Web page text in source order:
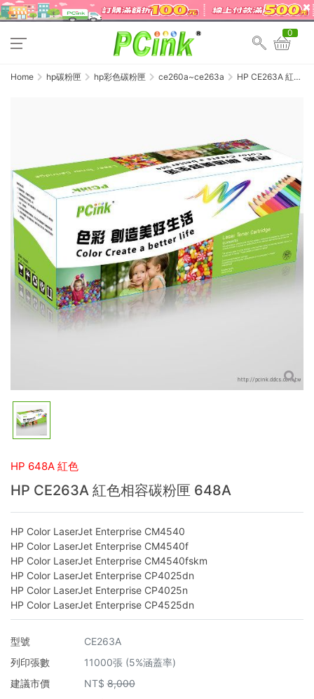
0
Home hp碳粉匣 hp彩色碳粉匣 ce260a~ce263a
HP CE263A 紅色
HP 648A 紅色
HP CE263A 紅色相容碳粉匣 648A
HP Color LaserJet Enterprise CM4540
HP Color LaserJet Enterprise CM4540f
HP Color LaserJet Enterprise CM4540fskm
HP Color LaserJet Enterprise CP4025dn
HP Color LaserJet Enterprise CP4025n
HP Color LaserJet Enterprise CP4525dn
型號
CE263A
列印張數
11000張 (5%涵蓋率)
建議市價
NT$ 8,000